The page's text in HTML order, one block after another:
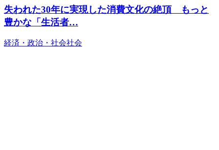
失われた30年に実現した消費文化の絶頂 もっと
豊かな「生活者…
経済・政治・社会社会